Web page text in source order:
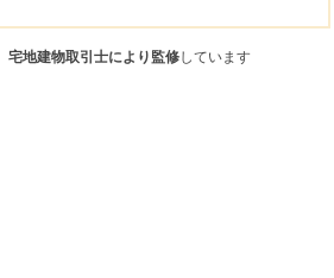
宅地建物取引士により監修しています